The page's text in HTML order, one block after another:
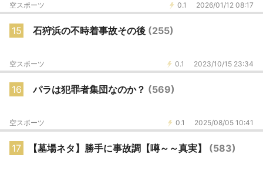
0.1 2026/01/12 08:17
空スポーツ
15 石狩浜の不時着事故その後 (255)
0.1 2023/10/15 23:34
空スポーツ
16 パラは犯罪者集団なのか？ (569)
0.1 2025/08/05 10:41
空スポーツ
17 【墓場ネタ】勝手に事故調【噂～～真実】 (583)